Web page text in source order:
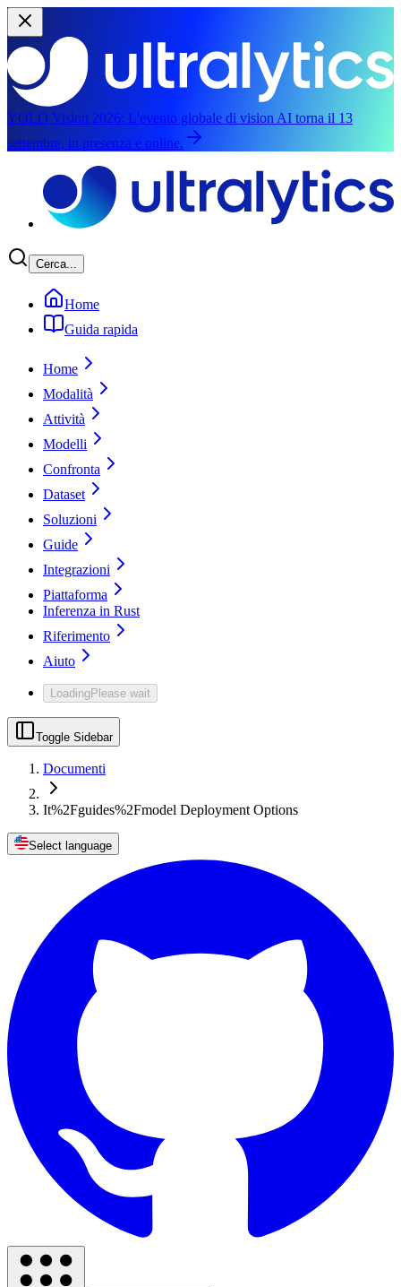
YOLO Vision 2026: L'evento globale di vision AI torna il 13
settembre, in presenza e online.
Cerca...
Home
Guida rapida
Home
Modalità
Attività
Modelli
Confronta
Dataset
Soluzioni
Guide
Integrazioni
Piattaforma
Inferenza in Rust
Riferimento
Aiuto
LoadingPlease wait
Toggle Sidebar
Documenti
It%2Fguides%2Fmodel Deployment Options
Select language